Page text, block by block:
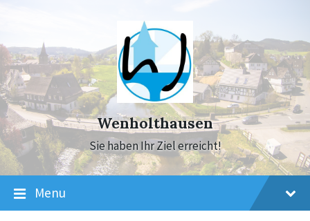
navigation
Wenholthausen
Sie haben Ihr Ziel erreicht!
Menu